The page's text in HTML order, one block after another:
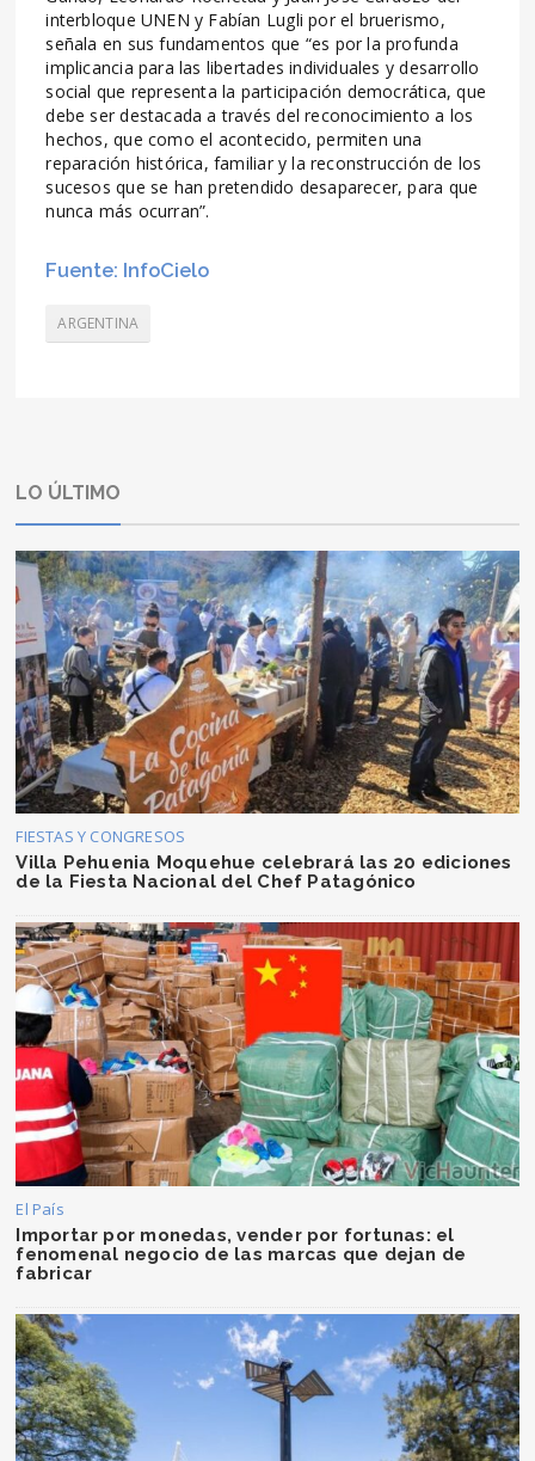
interbloque UNEN y Fabían Lugli por el bruerismo,
señala en sus fundamentos que “es por la profunda
implicancia para las libertades individuales y desarrollo
social que representa la participación democrática, que
debe ser destacada a través del reconocimiento a los
hechos, que como el acontecido, permiten una
reparación histórica, familiar y la reconstrucción de los
sucesos que se han pretendido desaparecer, para que
nunca más ocurran”.
Fuente: InfoCielo
ARGENTINA
LO ÚLTIMO
FIESTAS Y CONGRESOS
Villa Pehuenia Moquehue celebrará las 20 ediciones
de la Fiesta Nacional del Chef Patagónico
El País
Importar por monedas, vender por fortunas: el
fenomenal negocio de las marcas que dejan de
fabricar